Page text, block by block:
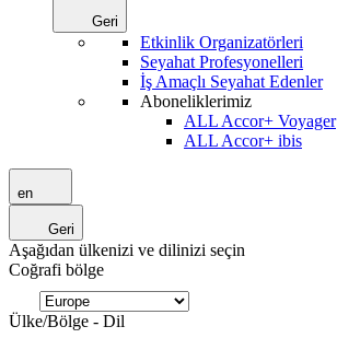
Geri
Etkinlik Organizatörleri
Seyahat Profesyonelleri
İş Amaçlı Seyahat Edenler
Aboneliklerimiz
ALL Accor+ Voyager
ALL Accor+ ibis
en
Geri
Aşağıdan ülkenizi ve dilinizi seçin
Coğrafi bölge
Ülke/Bölge - Dil